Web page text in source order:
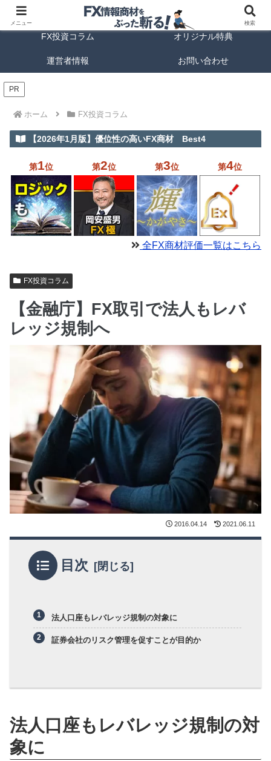
FX商材ランキング FX手法解説
FX投資コラム オリジナル特典
運営者情報 お問い合わせ
PR
ホーム FX投資コラム
【2026年1月版】優位性の高いFX商材 Best4
第1位 第2位 第3位 第4位
全FX商材評価一覧はこちら
FX投資コラム
【金融庁】FX取引で法人もレバ
レッジ規制へ
2016.04.14 2021.06.11
目次
法人口座もレバレッジ規制の対象に
証券会社のリスク管理を促すことが目的か
法人口座もレバレッジ規制の対
象に
メニュー 検索